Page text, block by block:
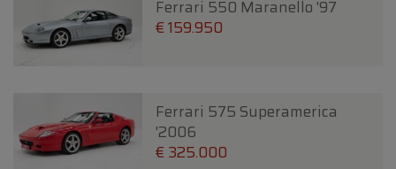
Ferrari 550 Maranello '97
€ 159.950
Ferrari 575 Superamerica
'2006
€ 325.000